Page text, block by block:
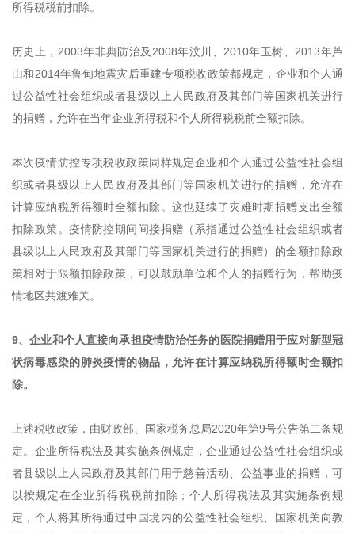
所得税税前扣除。
历史上，2003年非典防治及2008年汶川、2010年玉树、2013年芦
山和2014年鲁甸地震灾后重建专项税收政策都规定，企业和个人通
过公益性社会组织或者县级以上人民政府及其部门等国家机关进行
的捐赠，允许在当年企业所得税和个人所得税税前全额扣除。
本次疫情防控专项税收政策同样规定企业和个人通过公益性社会组
织或者县级以上人民政府及其部门等国家机关进行的捐赠，允许在
计算应纳税所得额时全额扣除。这也延续了灾难时期捐赠支出全额
扣除政策。疫情防控期间间接捐赠（系指通过公益性社会组织或者
县级以上人民政府及其部门等国家机关进行的捐赠）的全额扣除政
策相对于限额扣除政策，可以鼓励单位和个人的捐赠行为，帮助疫
情地区共渡难关。
9、企业和个人直接向承担疫情防治任务的医院捐赠用于应对新型冠
状病毒感染的肺炎疫情的物品，允许在计算应纳税所得额时全额扣
除。
上述税收政策，由财政部、国家税务总局2020年第9号公告第二条规
定。企业所得税法及其实施条例规定，企业通过公益性社会组织或
者县级以上人民政府及其部门用于慈善活动、公益事业的捐赠，可
以按规定在企业所得税税前扣除；个人所得税法及其实施条例规
定，个人将其所得通过中国境内的公益性社会组织、国家机关向教